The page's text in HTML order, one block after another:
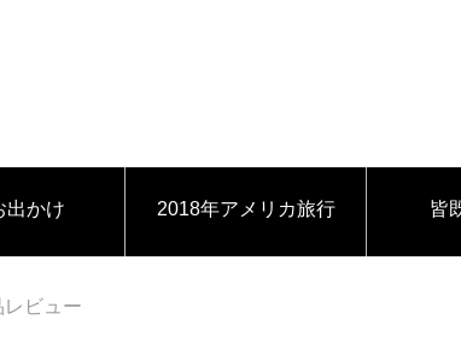
出かけ 2018年アメリカ旅行 皆
レビュー